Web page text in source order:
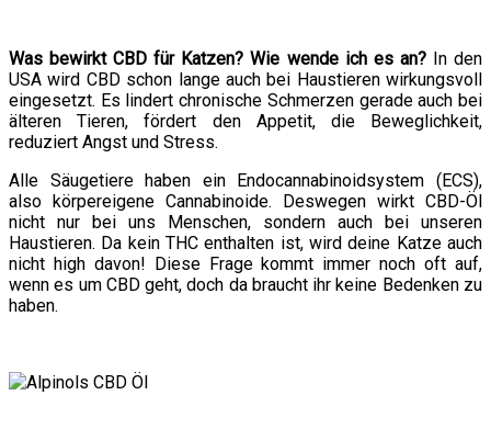
Was bewirkt CBD für Katzen? Wie wende ich es an?In den
USA wird CBD schon lange auch bei Haustieren wirkungsvoll
eingesetzt. Es lindert chronische Schmerzen gerade auch bei
älteren Tieren, fördert den Appetit, die Beweglichkeit,
reduziert Angst und Stress.
Alle Säugetiere haben ein Endocannabinoidsystem (ECS),
also körpereigene Cannabinoide. Deswegen wirkt CBD-Öl
nicht nur bei uns Menschen, sondern auch bei unseren
Haustieren. Da kein THC enthalten ist, wird deine Katze auch
nicht high davon! Diese Frage kommt immer noch oft auf,
wenn es um CBD geht, doch da braucht ihr keine Bedenken zu
haben.